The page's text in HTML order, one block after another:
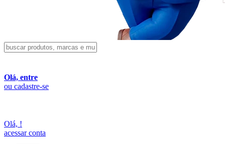
Olá, entre
ou cadastre-se
Olá, !
acessar conta